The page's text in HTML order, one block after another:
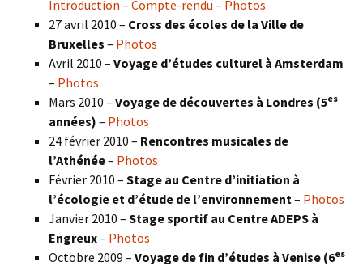
Introduction – Compte-rendu – Photos
27 avril 2010 – Cross des écoles de la Ville de
Bruxelles – Photos
Avril 2010 – Voyage d’études culturel à Amsterdam
– Photos
Mars 2010 – Voyage de découvertes à Londres (5es
années) – Photos
24 février 2010 – Rencontres musicales de
l’Athénée– Photos
Février 2010 – Stage au Centre d’initiation à
l’écologie et d’étude de l’environnement – Photos
Janvier 2010 – Stage sportif au Centre ADEPS à
Engreux– Photos
Octobre 2009 – Voyage de fin d’études à Venise (6es